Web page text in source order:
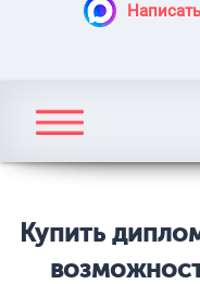
Купить